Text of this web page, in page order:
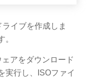
イブを作成しま
。
アをダウンロード
実行し、ISOファイ